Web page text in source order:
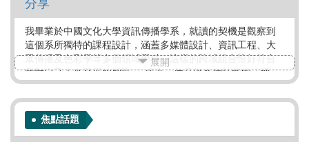
分享
我畢業於中國文化大學資訊傳播學系，就讀的契機是觀察到
這個系所獨特的課程設計，涵蓋多媒體設計、資訊工程、大
眾傳播及色彩學等多個領域學科，這樣的跨域組合恰好符合
我對自己未來發展的期許──成為一位具備各種技能的「通
才」。
標籤：
展開
焦點話題